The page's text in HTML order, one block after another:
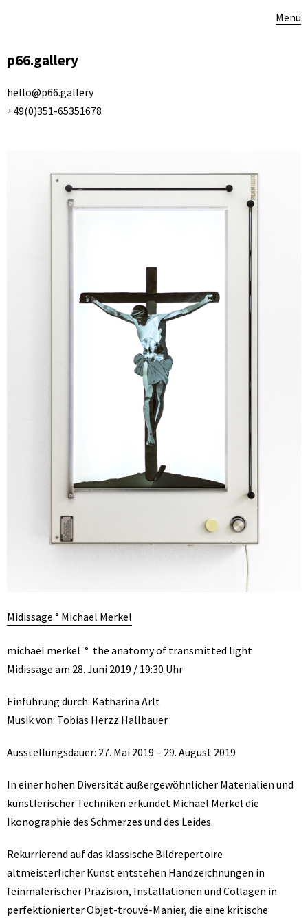
Menü
p66.gallery
hello@p66.gallery
+49(0)351-65351678
Midissage ° Michael Merkel
michael merkel ° the anatomy of transmitted light
Midissage am 28. Juni 2019 / 19:30 Uhr
Einführung durch: Katharina Arlt
Musik von: Tobias Herzz Hallbauer
Ausstellungsdauer: 27. Mai 2019 – 29. August 2019
In einer hohen Diversität außergewöhnlicher Materialien und
künstlerischer Techniken erkundet Michael Merkel die
Ikonographie des Schmerzes und des Leides.
Rekurrierend auf das klassische Bildrepertoire
altmeisterlicher Kunst entstehen Handzeichnungen in
feinmalerischer Präzision, Installationen und Collagen in
perfektionierter Objet-trouvé-Manier, die eine kritische